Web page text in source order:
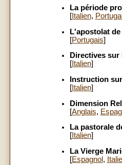
La période
[Italien,
L'apostolat
[Portugais]
Directives sur
[Italien]
Instruction
[Italien]
Dimension
[Anglais,
La pastorale
[Italien]
La Vierge
[Espagnol ,